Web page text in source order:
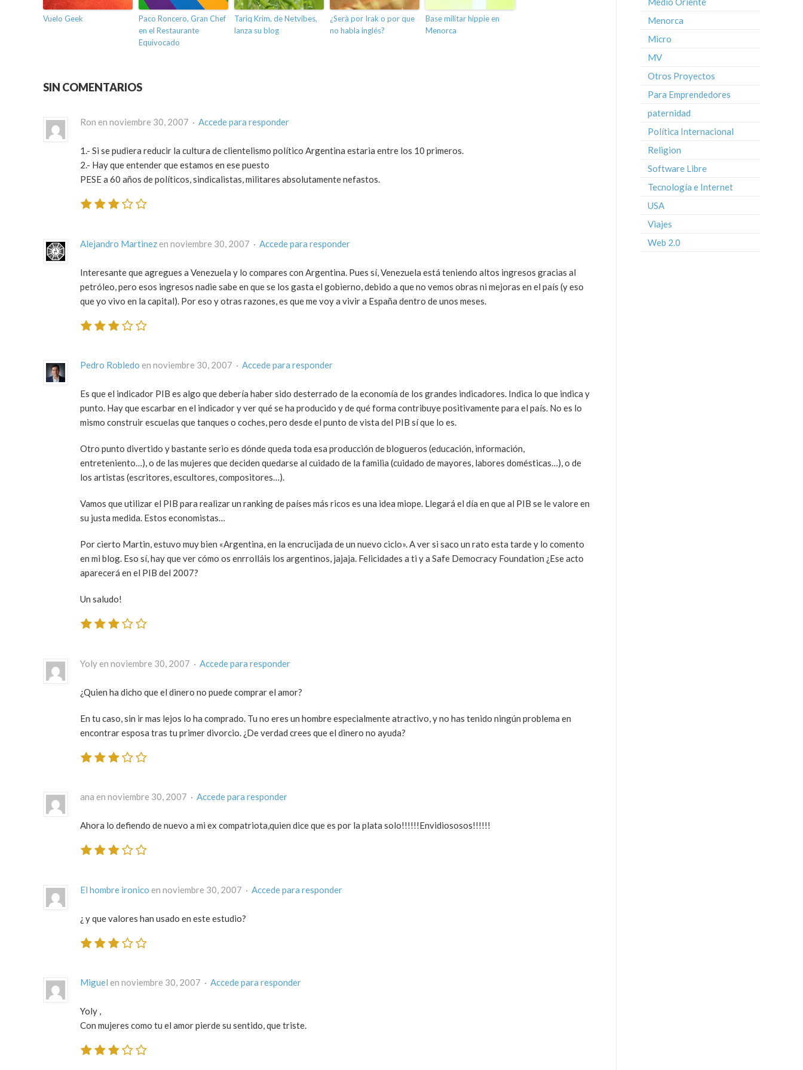
Vuelo Geek
Paco Roncero, Gran Chef
en el Restaurante
Equivocado
Tariq Krim, de Netvibes,
lanza su blog
¿Serà por Irak o por que
no habla inglés?
Base militar hippie en
Menorca
SIN COMENTARIOS
Ron en noviembre 30, 2007 · Accede para responder
1.- Si se pudiera reducir la cultura de clientelismo político Argentina estaria entre los 10 primeros.
2.- Hay que entender que estamos en ese puesto
PESE a 60 años de políticos, sindicalistas, militares absolutamente nefastos.
Alejandro Martinez en noviembre 30, 2007 · Accede para responder
Interesante que agregues a Venezuela y lo compares con Argentina. Pues sí, Venezuela está teniendo altos ingresos gracias al
petróleo, pero esos ingresos nadie sabe en que se los gasta el gobierno, debido a que no vemos obras ni mejoras en el país (y eso
que yo vivo en la capital). Por eso y otras razones, es que me voy a vivir a España dentro de unos meses.
Pedro Robledo en noviembre 30, 2007 · Accede para responder
Es que el indicador PIB es algo que debería haber sido desterrado de la economía de los grandes indicadores. Indica lo que indica y
punto. Hay que escarbar en el indicador y ver qué se ha producido y de qué forma contribuye positivamente para el país. No es lo
mismo construir escuelas que tanques o coches, pero desde el punto de vista del PIB sí que lo es.
Otro punto divertido y bastante serio es dónde queda toda esa producción de blogueros (educación, información,
entreteniento…), o de las mujeres que deciden quedarse al cuidado de la familia (cuidado de mayores, labores domésticas…), o de
los artistas (escritores, escultores, compositores…).
Vamos que utilizar el PIB para realizar un ranking de países más ricos es una idea miope. Llegará el día en que al PIB se le valore en
su justa medida. Estos economistas…
Por cierto Martin, estuvo muy bien «Argentina, en la encrucijada de un nuevo ciclo». A ver si saco un rato esta tarde y lo comento
en mi blog. Eso sí, hay que ver cómo os enrrolláis los argentinos, jajaja. Felicidades a ti y a Safe Democracy Foundation ¿Ese acto
aparecerá en el PIB del 2007?
Un saludo!
Yoly en noviembre 30, 2007 · Accede para responder
¿Quien ha dicho que el dinero no puede comprar el amor?
En tu caso, sin ir mas lejos lo ha comprado. Tu no eres un hombre especialmente atractivo, y no has tenido ningún problema en
encontrar esposa tras tu primer divorcio. ¿De verdad crees que el dinero no ayuda?
ana en noviembre 30, 2007 · Accede para responder
Ahora lo defiendo de nuevo a mi ex compatriota,quien dice que es por la plata solo!!!!!!Envidiososos!!!!!!
El hombre ironico en noviembre 30, 2007 · Accede para responder
¿ y que valores han usado en este estudio?
Miguel en noviembre 30, 2007 · Accede para responder
Yoly ,
Con mujeres como tu el amor pierde su sentido, que triste.
Menorca
Micro
MV
Otros Proyectos
Para Emprendedores
paternidad
Política Internacional
Religion
Software Libre
Tecnología e Internet
USA
Viajes
Web 2.0